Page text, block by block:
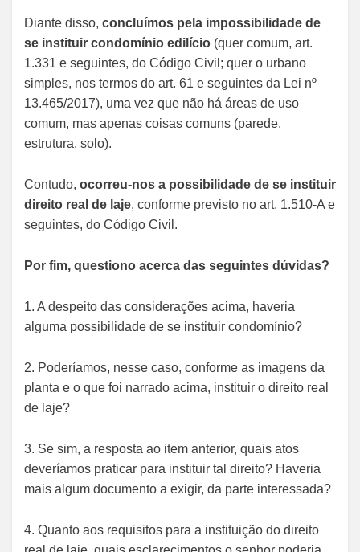
Diante disso, concluímos pela impossibilidade de
se instituir condomínio edilício (quer comum, art.
1.331 e seguintes, do Código Civil; quer o urbano
simples, nos termos do art. 61 e seguintes da Lei nº
13.465/2017), uma vez que não há áreas de uso
comum, mas apenas coisas comuns (parede,
estrutura, solo).
Contudo, ocorreu-nos a possibilidade de se instituir
direito real de laje, conforme previsto no art. 1.510-A e
seguintes, do Código Civil.
Por fim, questiono acerca das seguintes dúvidas?
1. A despeito das considerações acima, haveria
alguma possibilidade de se instituir condomínio?
2. Poderíamos, nesse caso, conforme as imagens da
planta e o que foi narrado acima, instituir o direito real
de laje?
3. Se sim, a resposta ao item anterior, quais atos
deveríamos praticar para instituir tal direito? Haveria
mais algum documento a exigir, da parte interessada?
4. Quanto aos requisitos para a instituição do direito